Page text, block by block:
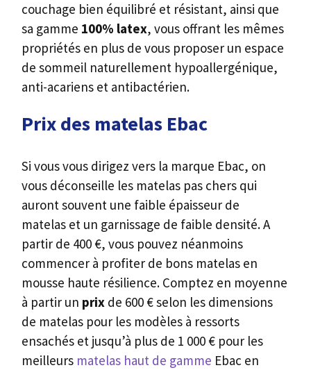
couchage bien équilibré et résistant, ainsi que
sa gamme 100% latex, vous offrant les mêmes
propriétés en plus de vous proposer un espace
de sommeil naturellement hypoallergénique,
anti-acariens et antibactérien.
Prix des matelas Ebac
Si vous vous dirigez vers la marque Ebac, on
vous déconseille les matelas pas chers qui
auront souvent une faible épaisseur de
matelas et un garnissage de faible densité. A
partir de 400 €, vous pouvez néanmoins
commencer à profiter de bons matelas en
mousse haute résilience. Comptez en moyenne
à partir un prix de 600 € selon les dimensions
de matelas pour les modèles à ressorts
ensachés et jusqu’à plus de 1 000 € pour les
meilleurs matelas haut de gamme Ebac en